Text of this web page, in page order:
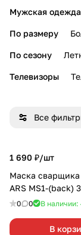
Мужская одежда
По размеру
По сезону
Телевизоры
Все
1 690 ₽/шт
Маска
ARS MS1-(back)
0 0 В наличии:
В